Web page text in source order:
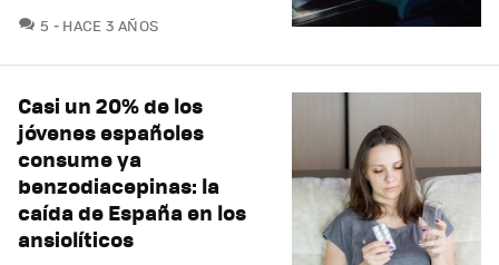
5 COMENTARIOS
HACE 3 AÑOS
Casi un 20% de los
jóvenes españoles
consume ya
benzodiacepinas: la
caída de España en los
ansiolíticos